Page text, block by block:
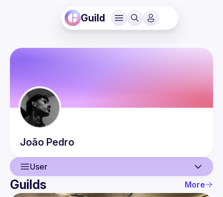
Guild
João Pedro
User
User
Guilds More